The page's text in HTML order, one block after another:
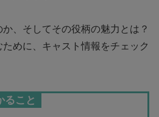
、そしてその役柄の魅力とは？
ために、キャスト情報をチェック
ること